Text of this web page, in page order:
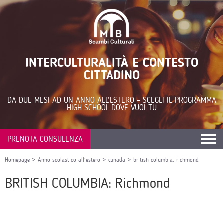
INTERCULTURALITÀ E CONTESTO
CITTADINO
DA DUE MESI AD UN ANNO ALL’ESTERO – SCEGLI IL PROGRAMMA
HIGH SCHOOL DOVE VUOI TU
PRENOTA CONSULENZA
Homepage > Anno scolastico all'estero > canada > british columbia: richmond
BRITISH COLUMBIA: Richmond